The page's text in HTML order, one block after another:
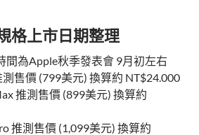
格上市日期整理
間為Apple秋季發表會 9月初左右
測售價 (799美元) 換算約 NT$24.000
推測售價 (899美元) 換算約
推測售價 (1,099美元) 換算約